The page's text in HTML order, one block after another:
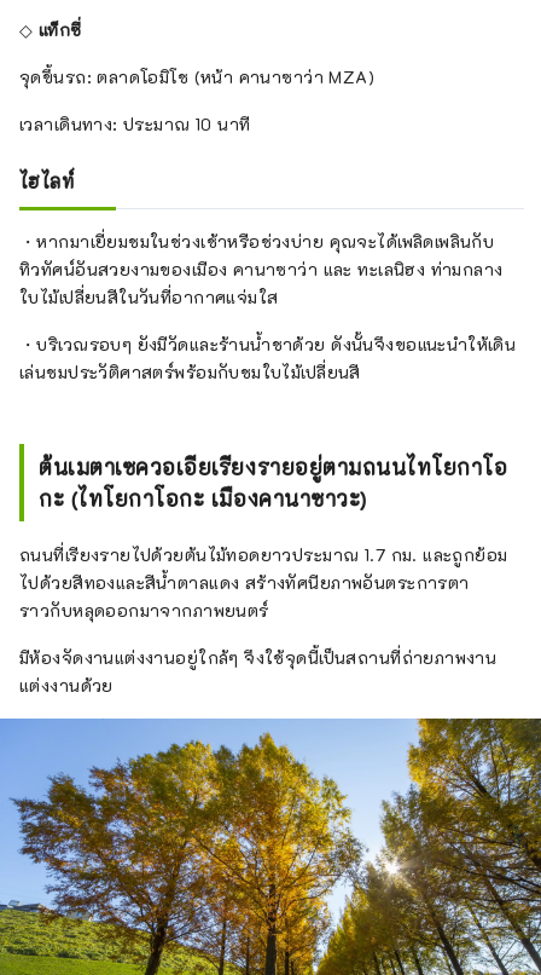
◇ แท็กซี่
จุดขึ้นรถ: ตลาดโอมิโช (หน้า คานาซาว่า MZA)
เวลาเดินทาง: ประมาณ 10 นาที
ไฮไลท์
・หากมาเยี่ยมชมในช่วงเช้าหรือช่วงบ่าย คุณจะได้เพลิดเพลินกับ
ทิวทัศน์อันสวยงามของเมือง คานาซาว่า และ ทะเลนิฮง ท่ามกลาง
ใบไม้เปลี่ยนสีในวันที่อากาศแจ่มใส
・บริเวณรอบๆ ยังมีวัดและร้านน้ำชาด้วย ดังนั้นจึงขอแนะนำให้เดิน
เล่นชมประวัติศาสตร์พร้อมกับชมใบไม้เปลี่ยนสี
ต้นเมตาเซควอเอียเรียงรายอยู่ตามถนนไทโยกาโอ
กะ (ไทโยกาโอกะ เมืองคานาซาวะ)
ถนนที่เรียงรายไปด้วยต้นไม้ทอดยาวประมาณ 1.7 กม. และถูกย้อม
ไปด้วยสีทองและสีน้ำตาลแดง สร้างทัศนียภาพอันตระการตา
ราวกับหลุดออกมาจากภาพยนตร์
มีห้องจัดงานแต่งงานอยู่ใกล้ๆ จึงใช้จุดนี้เป็นสถานที่ถ่ายภาพงาน
แต่งงานด้วย